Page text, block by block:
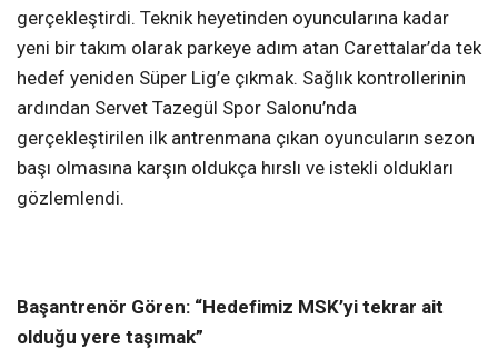
gerçekleştirdi. Teknik heyetinden oyuncularına kadar
yeni bir takım olarak parkeye adım atan Carettalar’da tek
hedef yeniden Süper Lig’e çıkmak. Sağlık kontrollerinin
ardından Servet Tazegül Spor Salonu’nda
gerçekleştirilen ilk antrenmana çıkan oyuncuların sezon
başı olmasına karşın oldukça hırslı ve istekli oldukları
gözlemlendi.
Başantrenör Gören: “Hedefimiz MSK’yi tekrar ait
olduğu yere taşımak”